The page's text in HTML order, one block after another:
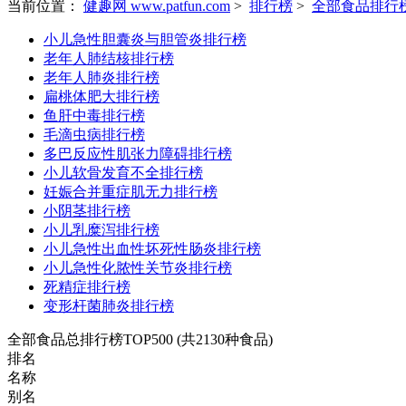
当前位置： 健趣网 www.patfun.com > 排行榜 > 全部食品排行
小儿急性胆囊炎与胆管炎排行榜
老年人肺结核排行榜
老年人肺炎排行榜
扁桃体肥大排行榜
鱼肝中毒排行榜
毛滴虫病排行榜
多巴反应性肌张力障碍排行榜
小儿软骨发育不全排行榜
妊娠合并重症肌无力排行榜
小阴茎排行榜
小儿乳糜泻排行榜
小儿急性出血性坏死性肠炎排行榜
小儿急性化脓性关节炎排行榜
死精症排行榜
变形杆菌肺炎排行榜
全部食品总排行榜TOP500 (共2130种食品)
排名
名称
别名